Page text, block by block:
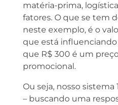
matéria-prima,
fatores. O que se tem
neste exemplo, é o
que está influenciando
que R$ 300 é um
promocional.
Ou seja, nosso sistema
– buscando uma